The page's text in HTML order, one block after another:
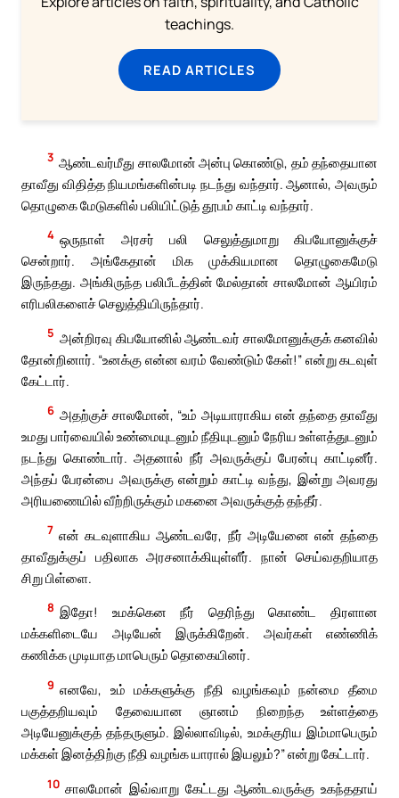
teachings.
READ ARTICLES
3 ஆண்டவர்மீது சாலமோன் அன்பு கொண்டு, தம் தந்தையான
தாவீது விதித்த நியமங்களின்படி நடந்து வந்தார். ஆனால், அவரும்
தொழுகை மேடுகளில் பலியிட்டுத் தூபம் காட்டி வந்தார்.
4 ஒருநாள் அரசர் பலி செலுத்துமாறு கிபயோனுக்குச்
சென்றார். அங்கேதான் மிக முக்கியமான தொழுகைமேடு
இருந்தது. அங்கிருந்த பலிபீடத்தின் மேல்தான் சாலமோன் ஆயிரம்
எரிபலிகளைச் செலுத்தியிருந்தார்.
5 அன்றிரவு கிபயோனில் ஆண்டவர் சாலமோனுக்குக் கனவில்
தோன்றினார். “உனக்கு என்ன வரம் வேண்டும் கேள்!” என்று கடவுள்
கேட்டார்.
6 அதற்குச் சாலமோன், “உம் அடியாராகிய என் தந்தை தாவீது
உமது பார்வையில் உண்மையுடனும் நீதியுடனும் நேரிய உள்ளத்துடனும்
நடந்து கொண்டார். அதனால் நீர் அவருக்குப் பேரன்பு காட்டினீர்.
அந்தப் பேரன்பை அவருக்கு என்றும் காட்டி வந்து, இன்று அவரது
அரியணையில் வீற்றிருக்கும் மகனை அவருக்குத் தந்தீர்.
7 என் கடவுளாகிய ஆண்டவரே, நீர் அடியேனை என் தந்தை
தாவீதுக்குப் பதிலாக அரசனாக்கியுள்ளீர். நான் செய்வதறியாத
சிறு பிள்ளை.
8 இதோ! உமக்கென நீர் தெரிந்து கொண்ட திரளான
மக்களிடையே அடியேன் இருக்கிறேன். அவர்கள் எண்ணிக்
கணிக்க முடியாத மாபெரும் தொகையினர்.
9 எனவே, உம் மக்களுக்கு நீதி வழங்கவும் நன்மை தீமை
பகுத்தறியவும் தேவையான ஞானம் நிறைந்த உள்ளத்தை
அடியேனுக்குத் தந்தருளும். இல்லாவிடில், உமக்குரிய இம்மாபெரும்
மக்கள் இனத்திற்கு நீதி வழங்க யாரால் இயலும்?” என்று கேட்டார்.
10 சாலமோன் இவ்வாறு கேட்டது ஆண்டவருக்கு உகந்ததாய்